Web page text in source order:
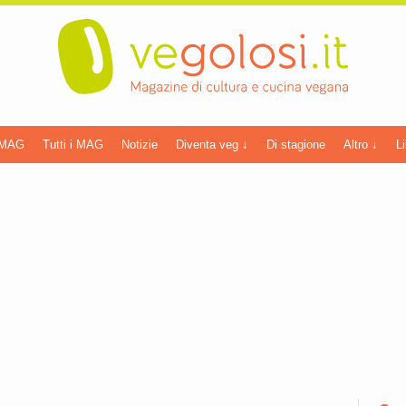
Tutti i MAG Notizie Diventa veg ↓ Di stagione Altro ↓